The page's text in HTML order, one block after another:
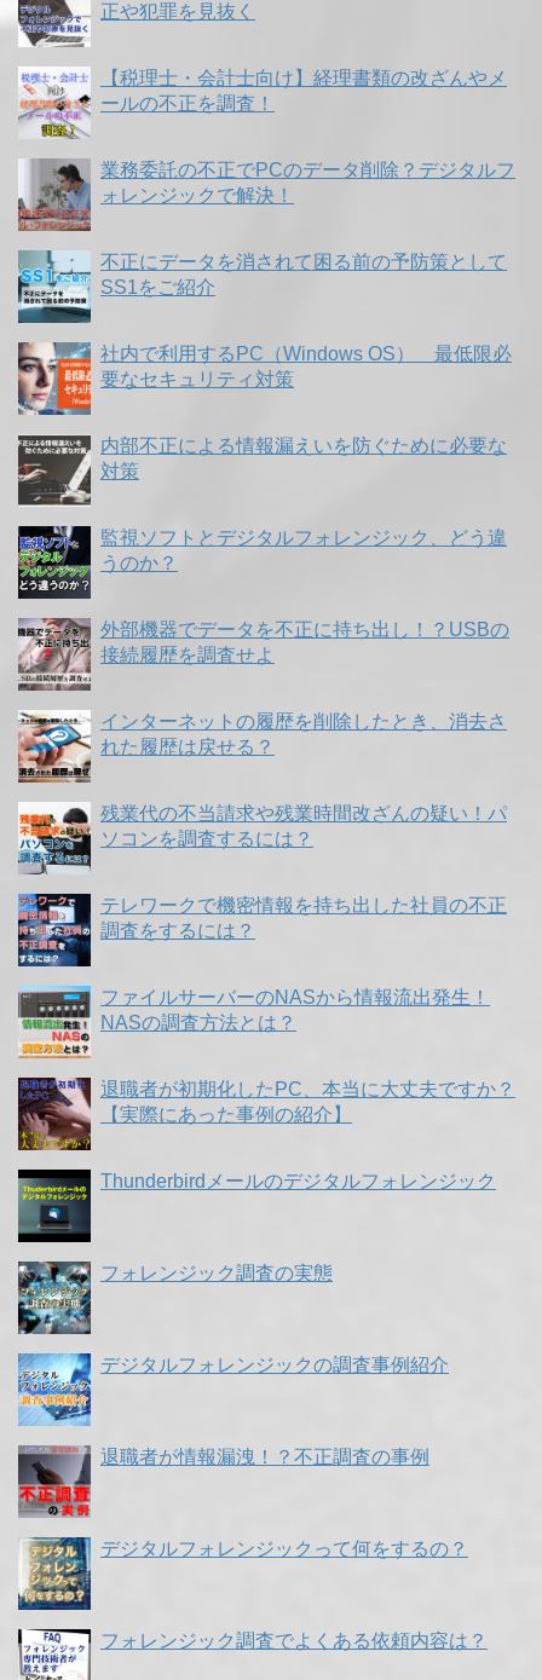
正や犯罪を見抜く
【税理士・会計士向け】経理書類の改ざんやメ
ールの不正を調査！
業務委託の不正でPCのデータ削除？デジタルフ
ォレンジックで解決！
不正にデータを消されて困る前の予防策として
SS1をご紹介
社内で利用するPC（Windows OS） 最低限必
要なセキュリティ対策
内部不正による情報漏えいを防ぐために必要な
対策
監視ソフトとデジタルフォレンジック、どう違
うのか？
外部機器でデータを不正に持ち出し！？USBの
接続履歴を調査せよ
インターネットの履歴を削除したとき、消去さ
れた履歴は戻せる？
残業代の不当請求や残業時間改ざんの疑い！パ
ソコンを調査するには？
テレワークで機密情報を持ち出した社員の不正
調査をするには？
ファイルサーバーのNASから情報流出発生！
NASの調査方法とは？
退職者が初期化したPC、本当に大丈夫ですか？
【実際にあった事例の紹介】
Thunderbirdメールのデジタルフォレンジック
フォレンジック調査の実態
デジタルフォレンジックの調査事例紹介
退職者が情報漏洩！？不正調査の事例
デジタルフォレンジックって何をするの？
フォレンジック調査でよくある依頼内容は？